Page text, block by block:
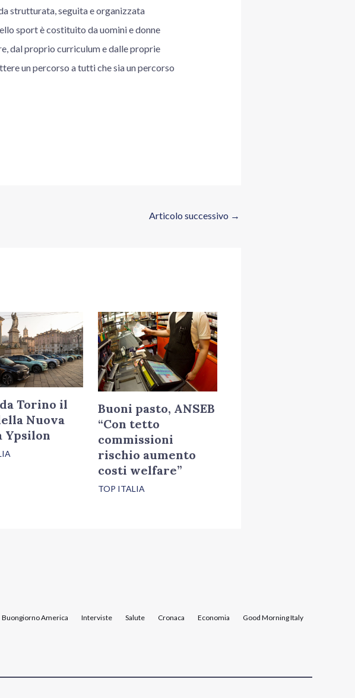
strutturata, seguita e organizzata
sport è costituito da uomini e donne
dal proprio curriculum e dalle proprie
un percorso a tutti che sia un percorso
Articolo successivo →
Torino il
Nuova
Ypsilon
Buoni pasto, ANSEB
“Con tetto
commissioni
rischio aumento
costi welfare”
TOP ITALIA
Buongiorno America Interviste Salute Cronaca Economia Good Morning Italy